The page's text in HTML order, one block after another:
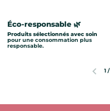
Éco-responsable 🌿
Produits sélectionnés avec soin
pour une consommation plus
responsable.
1 /